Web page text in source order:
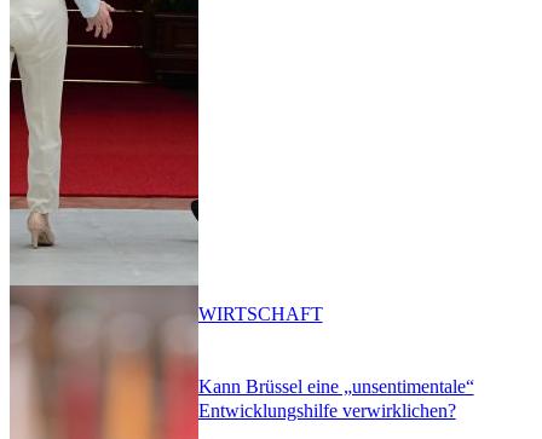
Kann Brüssel eine „unsentimentale“
Entwicklungshilfe verwirklichen?
WIRTSCHAFT